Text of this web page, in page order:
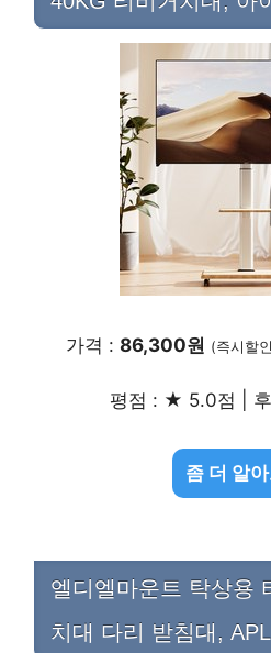
가격 : 86,300원 (즉시할
평점 : ★ 5.0점 |
좀 더 알
엘디엘마운트 탁상용
치대 다리 받침대,